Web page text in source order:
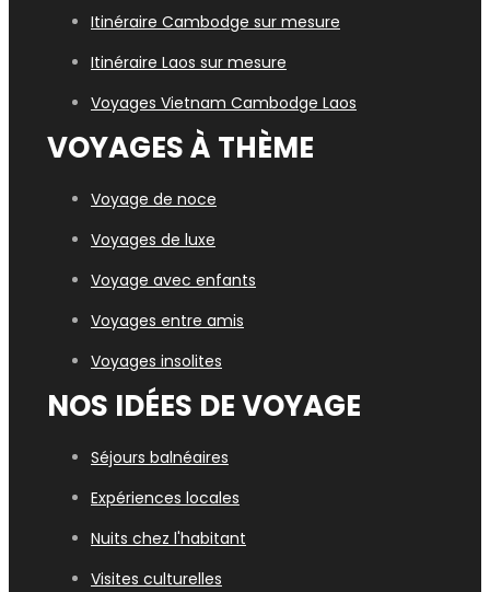
Itinéraire Cambodge sur mesure
Itinéraire Laos sur mesure
Voyages Vietnam Cambodge Laos
VOYAGES À THÈME
Voyage de noce
Voyages de luxe
Voyage avec enfants
Voyages entre amis
Voyages insolites
NOS IDÉES DE VOYAGE
Séjours balnéaires
Expériences locales
Nuits chez l'habitant
Visites culturelles